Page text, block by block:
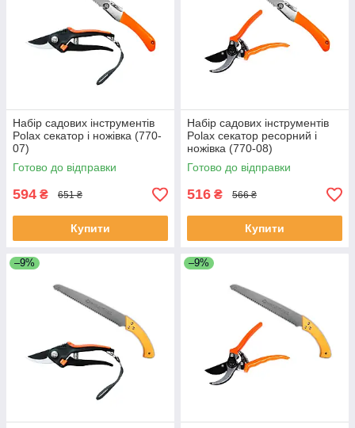
Набір садових інструментів
Polax секатор і ножівка (770-
07)
Готово до відправки
594 ₴ 651 ₴
Купити
Набір садових інструментів
Polax секатор ресорний і
ножівка (770-08)
Готово до відправки
516 ₴ 566 ₴
Купити
–9% –9%